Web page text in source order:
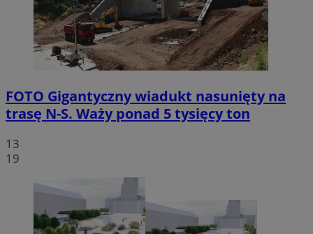
FOTO Gigantyczny wiadukt nasunięty na
trasę N-S. Waży ponad 5 tysięcy ton
13
19